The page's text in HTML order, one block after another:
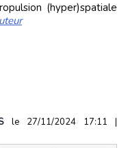
(hyper)spatiale
le 27/11/2024 17:11|